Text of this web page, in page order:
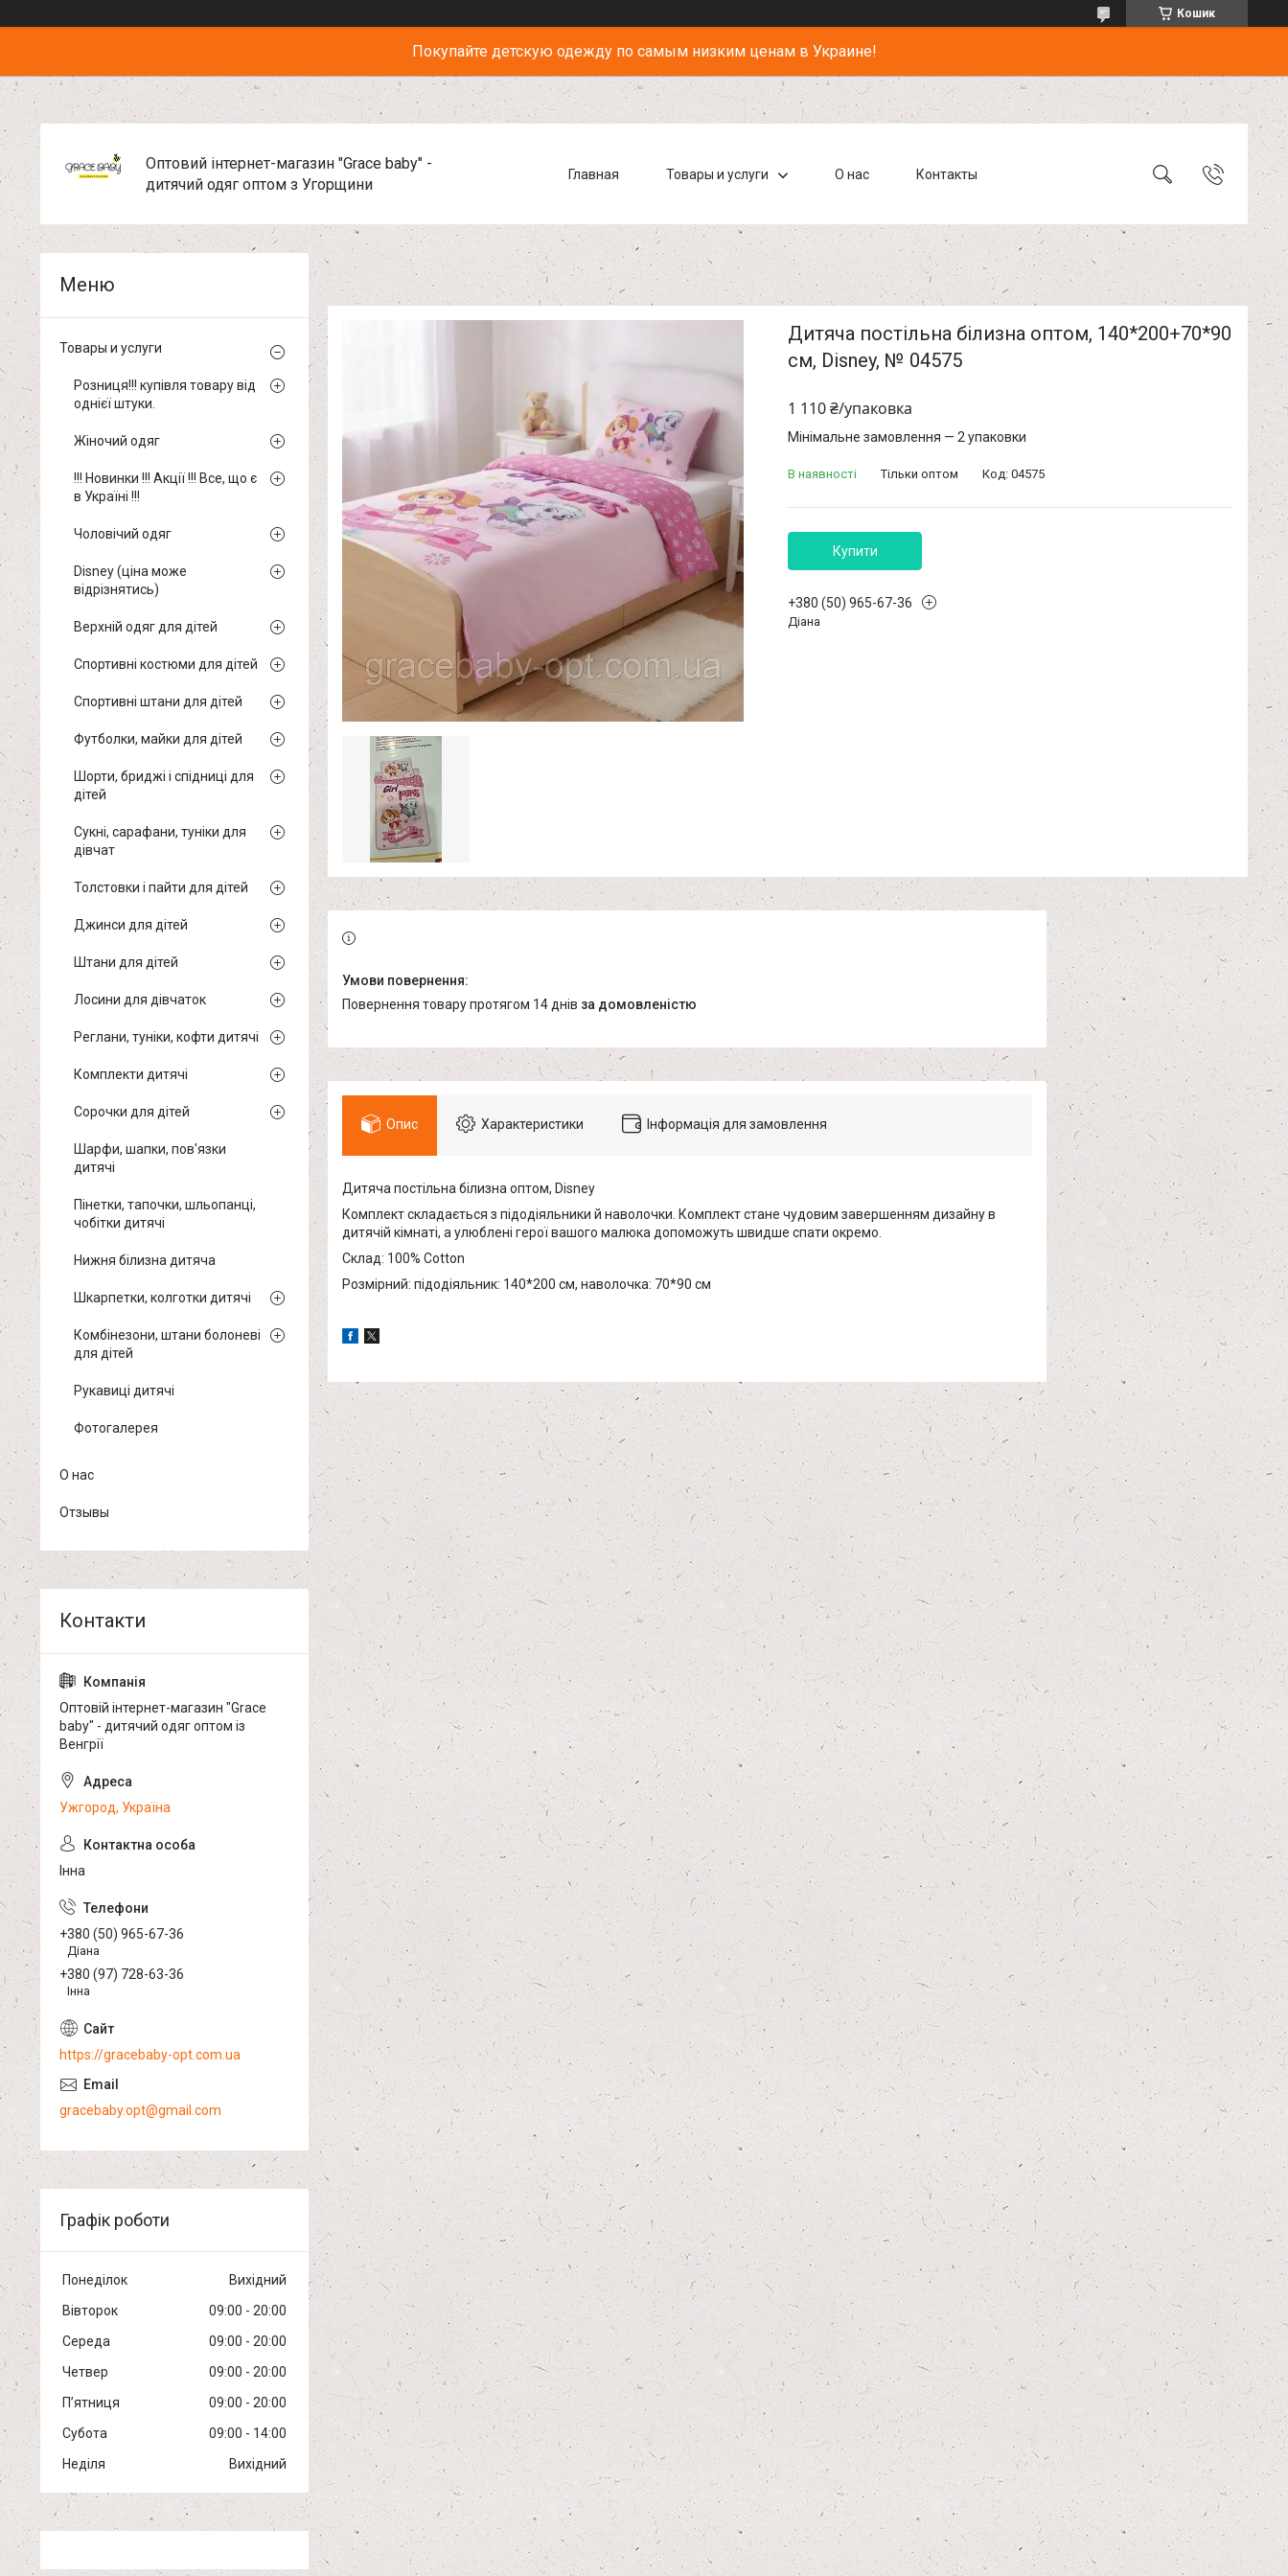
Кошик
Покупайте детскую одежду по самым низким ценам в Украине!
Оптовий інтернет-магазин "Grace baby" -
дитячий одяг оптом з Угорщини
Главная Товары и услуги О нас Контакты
Дитяча постільна білизна оптом, 140*200+70*90
см, Disney, № 04575
1 110 ₴/упаковка
Мінімальне замовлення — 2 упаковки
В наявності Тільки оптом Код: 04575
Купити
+380 (50) 965-67-36
Діана
повернення товару протягом 14 днів за домовленістю
Опис Характеристики Інформація для замовлення
Дитяча постільна білизна оптом, Disney
Комплект складається з підодіяльники й наволочки. Комплект стане чудовим завершенням дизайну в
дитячій кімнаті, а улюблені герої вашого малюка допоможуть швидше спати окремо.
Склад: 100% Cotton
Розмірний: підодіяльник: 140*200 см, наволочка: 70*90 см
Товары и услуги
Розниця!!! купівля товару від
однієї штуки.
Жіночий одяг
!!! Новинки !!! Акції !!! Все, що є
в Україні !!!
Чоловічий одяг
Disney (ціна може
відрізнятись)
Верхній одяг для дітей
Спортивні костюми для дітей
Спортивні штани для дітей
Футболки, майки для дітей
Шорти, бриджі і спідниці для
дітей
Сукні, сарафани, туніки для
дівчат
Толстовки і пайти для дітей
Джинси для дітей
Штани для дітей
Лосини для дівчаток
Реглани, туніки, кофти дитячі
Комплекти дитячі
Сорочки для дітей
Шарфи, шапки, пов'язки
дитячі
Пінетки, тапочки, шльопанці,
чобітки дитячі
Нижня білизна дитяча
Шкарпетки, колготки дитячі
Комбінезони, штани болоневі
для дітей
Рукавиці дитячі
Фотогалерея
О нас
Отзывы
Оптовій інтернет-магазин "Grace
baby" - дитячий одяг оптом із
Венгрії
Ужгород, Україна
Інна
+380 (50) 965-67-36
Діана
+380 (97) 728-63-36
Інна
https://gracebaby-opt.com.ua
gracebaby.opt@gmail.com
Графік роботи
Понеділок
Вихідний
Вівторок
09:00
20:00
Середа
09:00
20:00
Четвер
09:00
20:00
Пʼятниця
09:00
20:00
Субота
09:00
14:00
Неділя
Вихідний